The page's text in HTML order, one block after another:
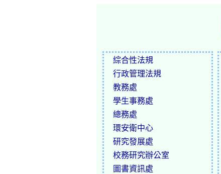
綜合性法規
行政管理法規
教務處
學生事務處
總務處
環安衛中心
研究發展處
校務研究辦公室
圖書資訊處